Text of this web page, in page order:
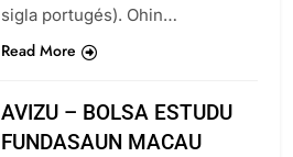
sigla portugés). Ohin…
Read More
AVIZU – BOLSA ESTUDU
FUNDASAUN MACAU